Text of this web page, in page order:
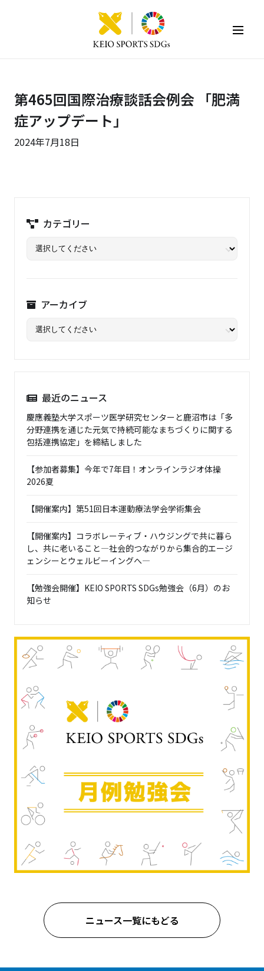
第465回国際治療談話会例会 「肥満
症アップデート」
2024年7月18日
カテゴリー
アーカイブ
最近のニュース
慶應義塾大学スポーツ医学研究センターと鹿沼市は「多
分野連携を通じた元気で持続可能なまちづくりに関する
包括連携協定」を締結しました
【参加者募集】今年で7年目！オンラインラジオ体操
2026夏
【開催案内】第51回日本運動療法学会学術集会
【開催案内】コラボレーティブ・ハウジングで共に暮ら
し、共に老いること―社会的つながりから集合的エージ
ェンシーとウェルビーイングへ―
【勉強会開催】KEIO SPORTS SDGs勉強会（6月）のお
知らせ
ニュース一覧にもどる